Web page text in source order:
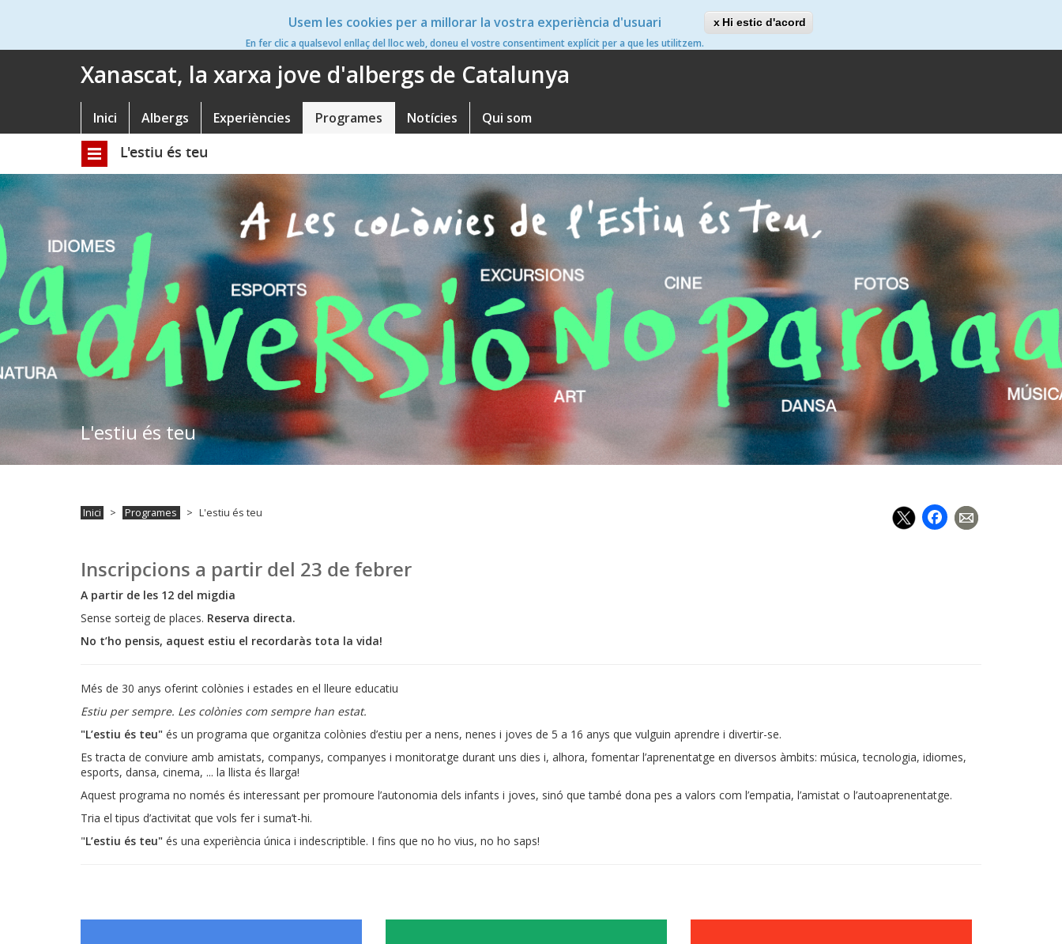
Usem les cookies per a millorar la vostra experiència d'usuari
En fer clic a qualsevol enllaç del lloc web, doneu el vostre consentiment explícit per a que les utilitzem.
Hi estic d'acord
en Cerca
Xanascat, la xarxa jove d'albergs de Catalunya
Navegació
principal
Inici Albergs Experiències Programes Notícies Qui som
Toggle
navigation
L'estiu és teu
L'estiu és teu
Inici Programes L'estiu és teu Facebook
Inscripcions a partir del 23 de febrer
A partir de les 12 del migdia
Sense sorteig de places. Reserva directa.
No t’ho pensis, aquest estiu el recordaràs tota la vida!
Més de 30 anys oferint colònies i estades en el lleure educatiu
Estiu per sempre. Les colònies com sempre han estat.
"L’estiu és teu" és un programa que organitza colònies d’estiu per a nens, nenes i joves de 5 a 16 anys que vulguin aprendre i divertir-se.
Es tracta de conviure amb amistats, companys, companyes i monitoratge durant uns dies i, alhora, fomentar l’aprenentatge en diversos àmbits: música, tecnologia, idiomes,
esports, dansa, cinema, ... la llista és llarga!
Aquest programa no només és interessant per promoure l’autonomia dels infants i joves, sinó que també dona pes a valors com l’empatia, l’amistat o l’autoaprenentatge.
Tria el tipus d’activitat que vols fer i suma’t-hi.
"L’estiu és teu" és una experiència única i indescriptible. I fins que no ho vius, no ho saps!